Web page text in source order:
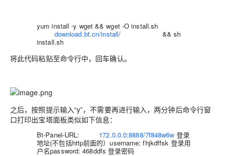
yum install -y wget && wget -O install.sh
download.bt.cn/install/
&& sh
install.sh
将此代码粘贴至命令行中，回车确认。
之后，按照提示输入“y”，不需要再进行输入，两分钟后命令行窗
口打印出宝塔面板类似如下信息：
Bt-Panel-URL: 172.0.0.0:8888/7f848w6w 登录
地址(不包括http前面的）username: fhjkdffsk 登录用
户名password: 468ddfs 登录密码